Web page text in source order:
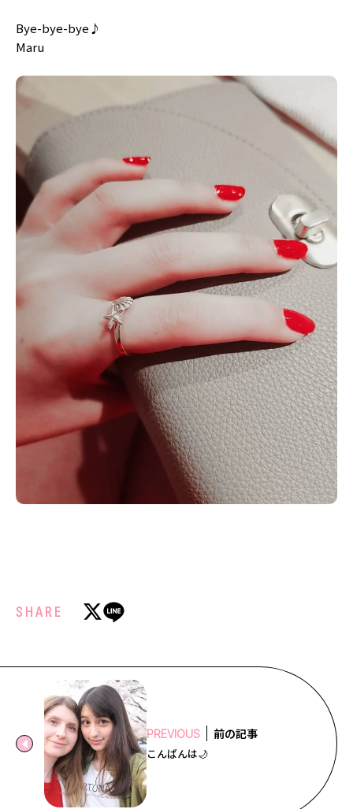
Bye-bye-bye♪
Maru
SHARE
PREVIOUS 前の記事
こんばんは🌙